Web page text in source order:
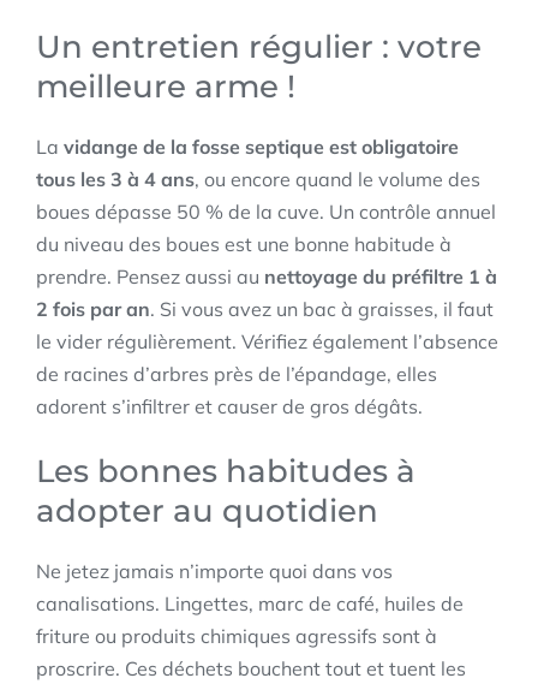
Un entretien régulier : votre
meilleure arme !
La vidange de la fosse septique est obligatoire
tous les 3 à 4 ans, ou encore quand le volume des
boues dépasse 50 % de la cuve. Un contrôle annuel
du niveau des boues est une bonne habitude à
prendre. Pensez aussi au nettoyage du préfiltre 1 à
2 fois par an. Si vous avez un bac à graisses, il faut
le vider régulièrement. Vérifiez également l’absence
de racines d’arbres près de l’épandage, elles
adorent s’infiltrer et causer de gros dégâts.
Les bonnes habitudes à
adopter au quotidien
Ne jetez jamais n’importe quoi dans vos
canalisations. Lingettes, marc de café, huiles de
friture ou produits chimiques agressifs sont à
proscrire. Ces déchets bouchent tout et tuent les